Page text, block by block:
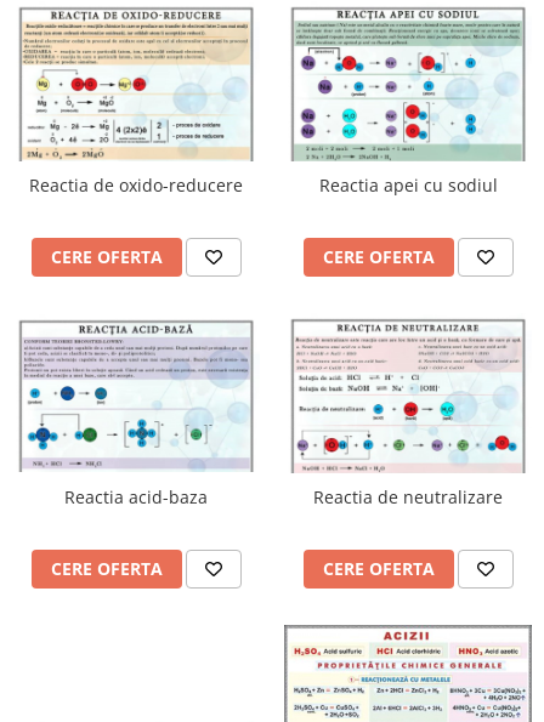
Accesorii
Panouri Afisare
Table magnetice din sticla
Reactia de oxido-reducere
CERE OFERTA
Reactia apei cu sodiul
CERE OFERTA
Reactia acid-baza
CERE OFERTA
Reactia de neutralizare
CERE OFERTA